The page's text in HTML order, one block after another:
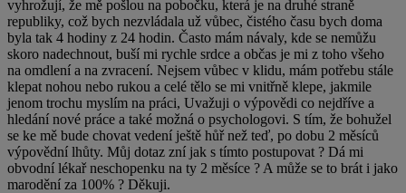
vyhrožují, že mě pošlou na pobočku, která je na druhé straně
republiky, což bych nezvládala už vůbec, čistého času bych doma
byla tak 4 hodiny z 24 hodin. Často mám návaly, kde se nemůžu
skoro nadechnout, buší mi rychle srdce a občas je mi z toho všeho
na omdlení a na zvracení. Nejsem vůbec v klidu, mám potřebu stále
klepat nohou nebo rukou a celé tělo se mi vnitřně klepe, jakmile
jenom trochu myslím na práci, Uvažuji o výpovědi co nejdříve a
hledání nové práce a také možná o psychologovi. S tím, že bohužel
se ke mě bude chovat vedení ještě hůř než teď, po dobu 2 měsíců
výpovědní lhůty. Můj dotaz zní jak s tímto postupovat ? Dá mi
obvodní lékař neschopenku na ty 2 měsíce ? A může se to brát i jako
marodění za 100% ? Děkuji.